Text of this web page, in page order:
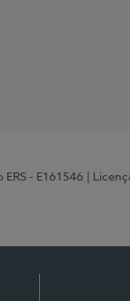
ERS - E161546
|